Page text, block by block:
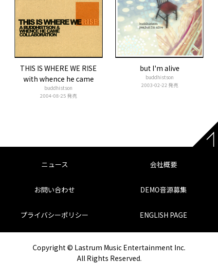
プライバシーポリシー
ENGLISH PAGE
THIS IS WHERE WE RISE
with whence he came
buddhistson
2004-08-25 発売
but I'm alive
buddhistson
2003-02-22 発売
ニュース 会社概要
お問い合わせ DEMO音源募集
プライバシーポリシー ENGLISH PAGE
Copyright © Lastrum Music Entertainment Inc.
All Rights Reserved.